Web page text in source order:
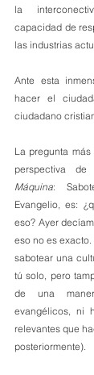
la
capacidad de
las industrias
Ante esta
hacer el
ciudadano
La pregunta
perspectiva
Máquina:
Evangelio, es:
eso? Ayer
eso no es
sabotear una
tú solo, pero
de una
evangélicos, ni
relevantes que
posteriormente).